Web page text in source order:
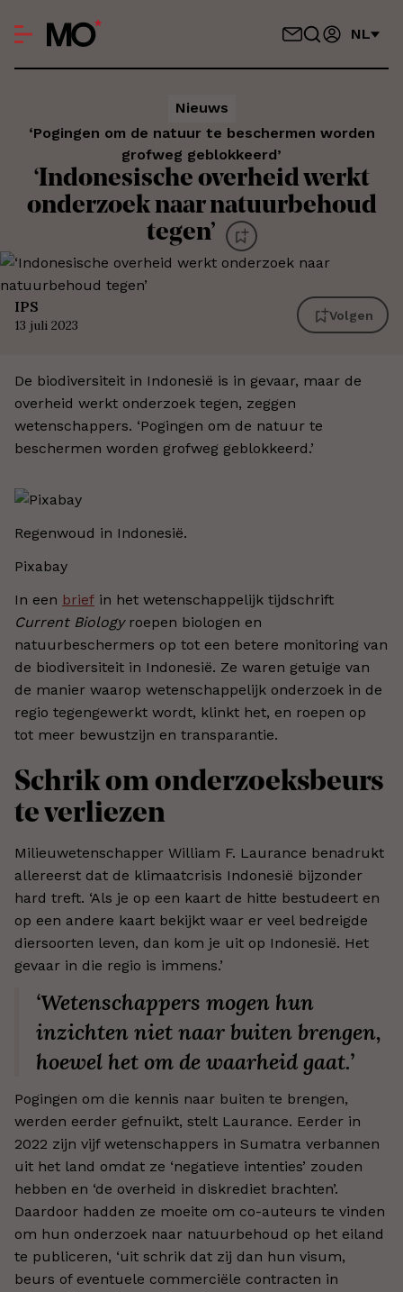
NL
Nieuws
‘Pogingen om de natuur te beschermen worden
grofweg geblokkeerd’
‘Indonesische overheid werkt
onderzoek naar natuurbehoud
tegen’
IPS
13 juli 2023
Volgen
De biodiversiteit in Indonesië is in gevaar, maar de
overheid werkt onderzoek tegen, zeggen
wetenschappers. ‘Pogingen om de natuur te
beschermen worden grofweg geblokkeerd.’
Regenwoud in Indonesië.
Pixabay
In een brief in het wetenschappelijk tijdschrift
Current Biologyroepen biologen en
natuurbeschermers op tot een betere monitoring van
de biodiversiteit in Indonesië. Ze waren getuige van
de manier waarop wetenschappelijk onderzoek in de
regio tegengewerkt wordt, klinkt het, en roepen op
tot meer bewustzijn en transparantie.
Schrik om onderzoeksbeurs
te verliezen
Milieuwetenschapper William F. Laurance benadrukt
allereerst dat de klimaatcrisis Indonesië bijzonder
hard treft. ‘Als je op een kaart de hitte bestudeert en
op een andere kaart bekijkt waar er veel bedreigde
diersoorten leven, dan kom je uit op Indonesië. Het
gevaar in die regio is immens.’
‘Wetenschappers mogen hun
inzichten niet naar buiten brengen,
hoewel het om de waarheid gaat.’
Pogingen om die kennis naar buiten te brengen,
werden eerder gefnuikt, stelt Laurance. Eerder in
2022 zijn vijf wetenschappers in Sumatra verbannen
uit het land omdat ze ‘negatieve intenties’ zouden
hebben en ‘de overheid in diskrediet brachten’.
Daardoor hadden ze moeite om co-auteurs te vinden
om hun onderzoek naar natuurbehoud op het eiland
te publiceren, ‘uit schrik dat zij dan hun visum,
beurs of eventuele commerciële contracten in